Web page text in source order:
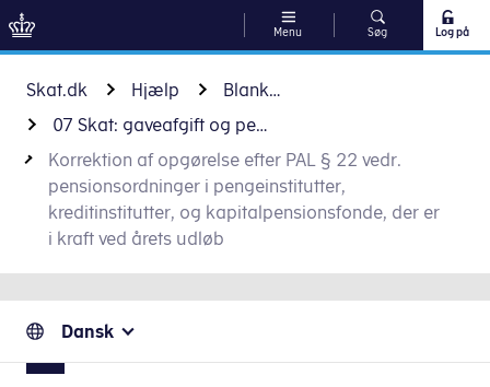
Gå til indhold
Menu Søg Log på
Skat.dk Hjælp
Blanketter
07 Skat: gaveafgift og pensioner
Korrektion af opgørelse efter PAL § 22 vedr.
pensionsordninger i pengeinstitutter,
kreditinstitutter, og kapitalpensionsfonde, der er
i kraft ved årets udløb
Dansk